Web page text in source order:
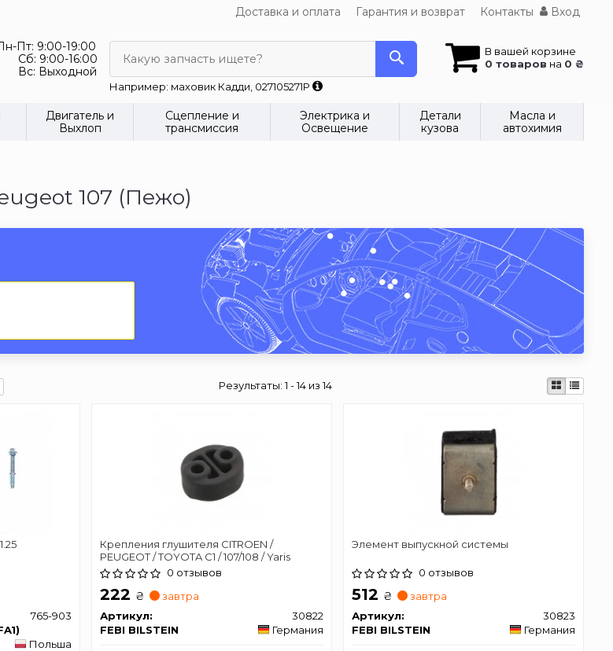
Доставка и оплата Гарантия и возврат Контакты Вход
Пт: 9:00-19:00
Сб: 9:00-16:00
Вс: Выходной
В вашей корзине
0 товаров на 0 ₴
Какую запчасть ищете?
Например: маховик Кадди, 027105271P
Двигатель и
Выхлоп
Сцепление и
трансмиссия
Электрика и
Освещение
Детали
кузова
Масла и
автохимия
107 (Пежо)
Результаты:1 - 14 из 14
765-903
Польша
Крепления глушителя CITROEN /
PEUGEOT / TOYOTA C1 / 107/108 / Yaris
0 отзывов
222 ₴
завтра
Артикул:
30822
FEBI BILSTEIN
Германия
Элемент выпускной системы
0 отзывов
512 ₴
завтра
Артикул:
30823
FEBI BILSTEIN
Германия